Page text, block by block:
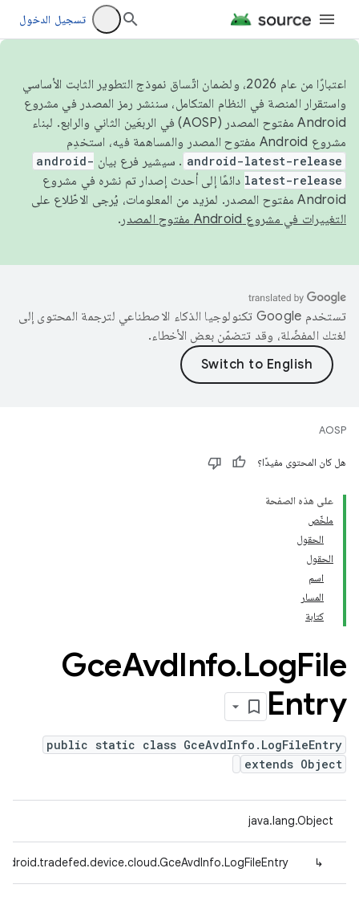
تسجيل الدخول
اعتبارًا من عام 2026، ولضمان اتّساق نموذج التطوير الثابت الأساسي
واستقرار المنصة في النظام المتكامل، سننشر رمز المصدر في مشروع
Android مفتوح المصدر (AOSP) في الربعَين الثاني والرابع. لبناء
مشروع Android مفتوح المصدر والمساهمة فيه، استخدِم
android-latest-release . سيشير فرع بيان android-
latest-release دائمًا إلى أحدث إصدار تم نشره في مشروع
Android مفتوح المصدر. لمزيد من المعلومات، يُرجى الاطّلاع على
التغييرات في مشروع Android مفتوح المصدر
.
تستخدم Google تكنولوجيا الذكاء الاصطناعي لترجمة المحتوى إلى
لغتك المفضّلة، وقد تتضمّن بعض الأخطاء.
AOSP
هل كان المحتوى مفيدًا؟
على هذه الصفحة
ملخّص
الحقول
الحقول
اسم
المسار
كتابة
GceAvdInfo.LogFile
Entry
public static class GceAvdInfo.LogFileEntry
extends Object
java.lang.Object
↳